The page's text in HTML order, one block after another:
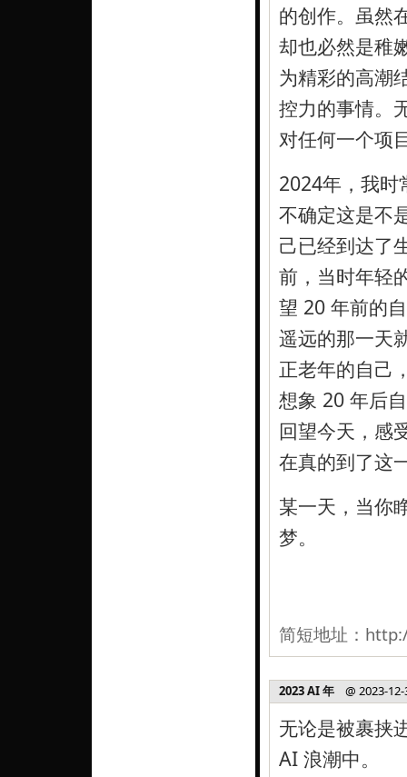
的创作。虽然
却也必然是稚
为精彩的高潮
控力的事情。
对任何一个项
2024年，我时
不确定这是不
己已经到达了
前，当时年轻
望 20 年前的
遥远的那一天
正老年的自己
想象 20 年后
回望今天，感
在真的到了这
某一天，当你
梦。
简短地址：
2023 AI 年 @ 2023-12-
无论是被裹挟
AI 浪潮中。